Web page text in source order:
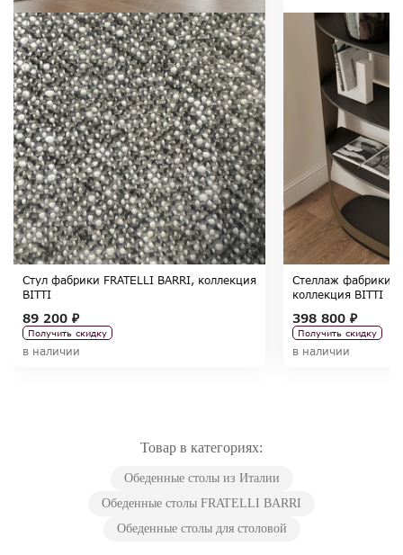
Стул фабрики FRATELLI BARRI, коллекция
BITTI
89 200 ₽
Получить скидку
в наличии
Стеллаж фабрики
коллекция BITTI
398 800 ₽
Получить скидку
в наличии
Товар в категориях:
Обеденные столы из Италии
Обеденные столы FRATELLI BARRI
Обеденные столы для столовой